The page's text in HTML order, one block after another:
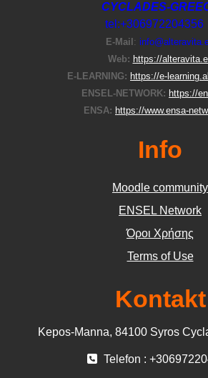
CYCLADES-
tel:+306972204356
E-Μail :
Web: https://
E-LEARNING: https://e-
ENSEL-NETWORK: https://
ENSA: https://www.ensa-
Info
Moodle community
ΕΝSEL Network
Όροι Χρήσης
Terms of Use
Kontakt
Kepos-Manna, 84100 Syros
Telefon :